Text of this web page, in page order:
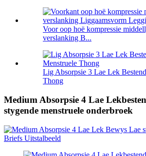
Voor oop hoë kompressie
verslanking B...
Lig Absorpsie 3 Lae Lek
Thong
Medium Absorpsie 4 Lae
stygende menstruele onderbroek